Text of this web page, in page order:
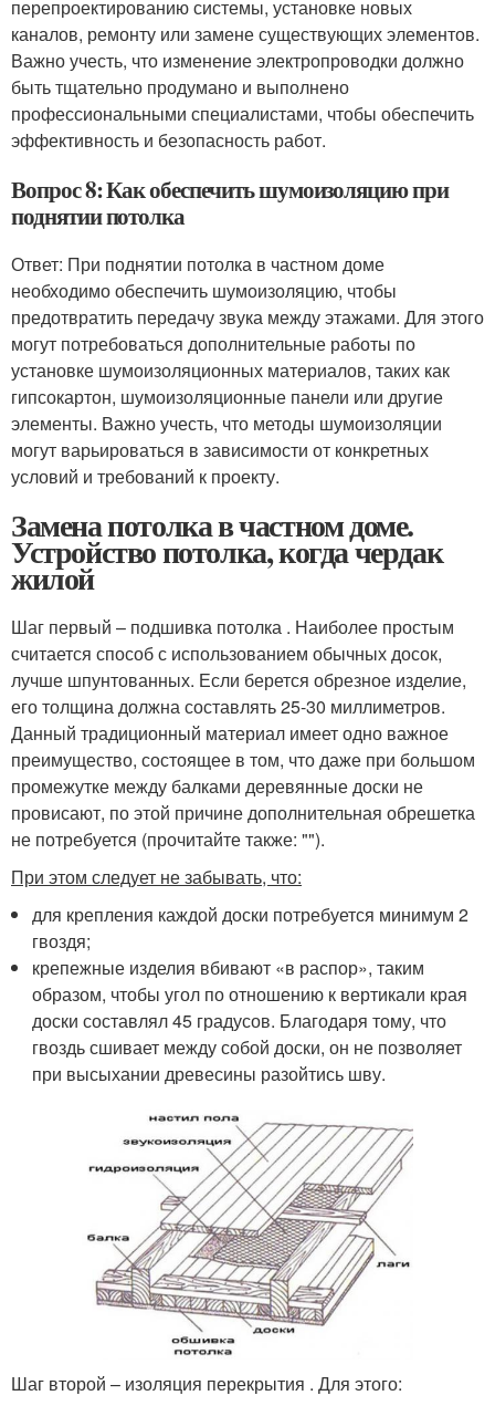
перепроектированию системы, установке новых
каналов, ремонту или замене существующих элементов.
Важно учесть, что изменение электропроводки должно
быть тщательно продумано и выполнено
профессиональными специалистами, чтобы обеспечить
эффективность и безопасность работ.
Вопрос 8: Как обеспечить шумоизоляцию при
поднятии потолка
Ответ: При поднятии потолка в частном доме
необходимо обеспечить шумоизоляцию, чтобы
предотвратить передачу звука между этажами. Для этого
могут потребоваться дополнительные работы по
установке шумоизоляционных материалов, таких как
гипсокартон, шумоизоляционные панели или другие
элементы. Важно учесть, что методы шумоизоляции
могут варьироваться в зависимости от конкретных
условий и требований к проекту.
Замена потолка в частном доме.
Устройство потолка, когда чердак
жилой
Шаг первый – подшивка потолка . Наиболее простым
считается способ с использованием обычных досок,
лучше шпунтованных. Если берется обрезное изделие,
его толщина должна составлять 25-30 миллиметров.
Данный традиционный материал имеет одно важное
преимущество, состоящее в том, что даже при большом
промежутке между балками деревянные доски не
провисают, по этой причине дополнительная обрешетка
не потребуется (прочитайте также: "").
При этом следует не забывать, что:
для крепления каждой доски потребуется минимум 2
гвоздя;
крепежные изделия вбивают «в распор», таким
образом, чтобы угол по отношению к вертикали края
доски составлял 45 градусов. Благодаря тому, что
гвоздь сшивает между собой доски, он не позволяет
при высыхании древесины разойтись шву.
Шаг второй – изоляция перекрытия . Для этого: